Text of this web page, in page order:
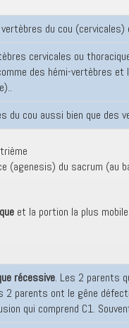
du cou
cervicales ou
des hémi-vertèbres et
du cou aussi bien que des
(agenesis) du sacrum (au
et la portion la plus
récessive. Les 2 parents
2 parents ont le gêne
qui comprend C1.